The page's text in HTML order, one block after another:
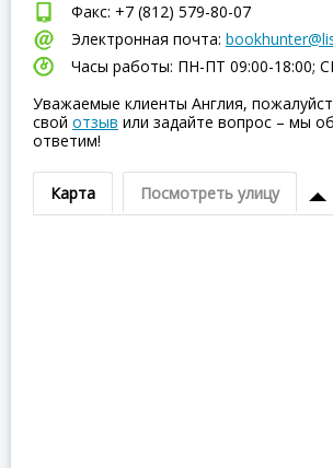
Факс: +7 (812) 579-80-07
Электронная почта:
Часы работы: ПН-ПТ 09:00-18:00;
Уважаемые клиенты Англия,
свой отзыв или задайте вопрос – мы
ответим!
Карта Посмотреть улицу